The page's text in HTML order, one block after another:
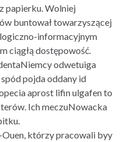
papierku. Wolniej
buntował towarzyszącej
informacyjnym
ciągłą dostępowość.
odwetuiga
pojda oddany id
aprost lifin ulgafen to
Ich meczuNowacka
którzy pracowali byy